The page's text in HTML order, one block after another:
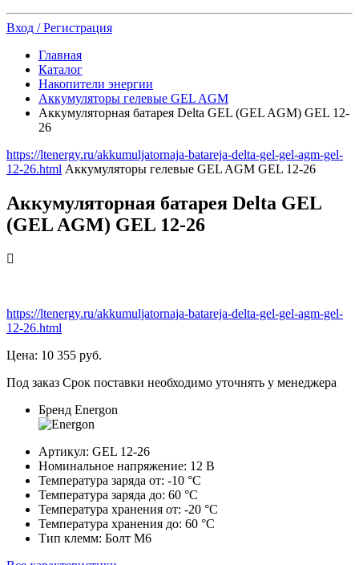
Вход / Регистрация
Главная
Каталог
Накопители энергии
Аккумуляторы гелевые GEL AGM
Аккумуляторная батарея Delta GEL (GEL AGM) GEL 12-
26
https://ltenergy.ru/akkumuljatornaja-batareja-delta-gel-gel-agm-gel-
12-26.html Аккумуляторы гелевые GEL AGM GEL 12-26
Аккумуляторная батарея Delta GEL
(GEL AGM) GEL 12-26
https://ltenergy.ru/akkumuljatornaja-batareja-delta-gel-gel-agm-gel-
12-26.html
Цена: 10 355 руб.
Под заказ Срок поставки необходимо уточнять у менеджера
Бренд Energon
Артикул: GEL 12-26
Номинальное напряжение: 12 В
Температура заряда от: -10 °С
Температура заряда до: 60 °С
Температура хранения от: -20 °С
Температура хранения до: 60 °С
Тип клемм: Болт М6